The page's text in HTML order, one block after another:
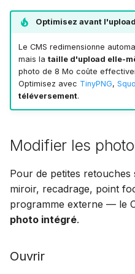
Optimisez avant l'upload
Le CMS redimensionne
mais la taille d'upload elle-
photo de 8 Mo coûte
Optimisez avec TinyPNG,
téléversement.
Modifier les
Pour de petites
miroir, recadrage, point
programme externe — le
photo intégré.
Ouvrir